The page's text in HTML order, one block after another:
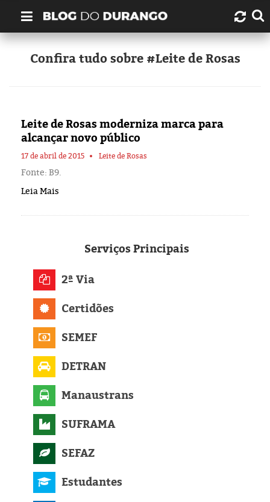
Quem é Durango Duarte?
Artigos
História
Pesquisas
Confira tudo sobre #Leite de Rosas
Leite de Rosas moderniza marca para
alcançar novo público
17 de abril de 2015 Leite de Rosas
Fonte: B9.
Leia Mais
ServiçosPrincipais
2ª Via
Certidões
SEMEF
DETRAN
Manaustrans
SUFRAMA
SEFAZ
Estudantes